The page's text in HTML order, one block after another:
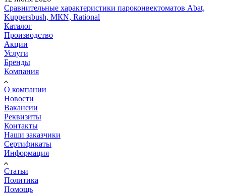
Сравнительные характеристики пароконвектоматов Abat,
Kuppersbush, МКN, Rational
Каталог
Производство
Акции
Услуги
Бренды
Компания
О компании
Новости
Вакансии
Реквизиты
Контакты
Наши заказчики
Сертификаты
Информация
Статьи
Политика
Помощь